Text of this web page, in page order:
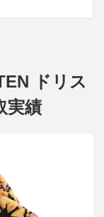
ドリス
実績